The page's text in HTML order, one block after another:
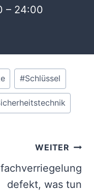
– 24:00
#Schlüssel
WEITER
defekt, was tun